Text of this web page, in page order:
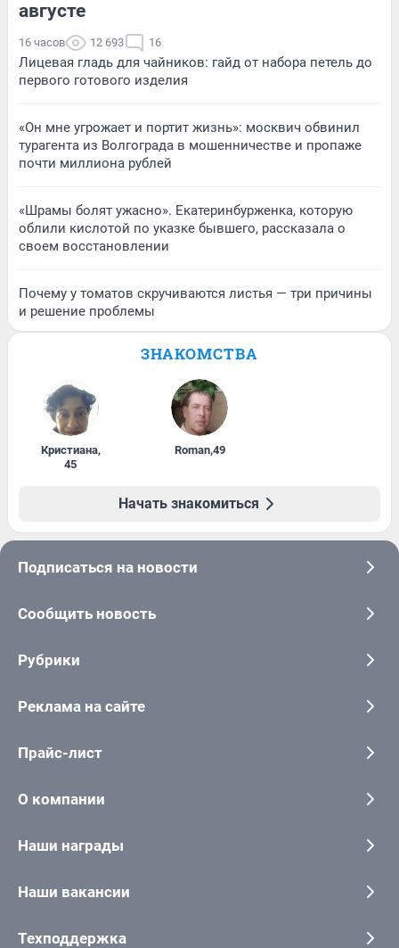
августе
16 часов 12 693 16
Лицевая гладь для чайников: гайд от набора петель до
первого готового изделия
«Он мне угрожает и портит жизнь»: москвич обвинил
турагента из Волгограда в мошенничестве и пропаже
почти миллиона рублей
«Шрамы болят ужасно». Екатеринбурженка, которую
облили кислотой по указке бывшего, рассказала о
своем восстановлении
Почему у томатов скручиваются листья — три причины
и решение проблемы
ЗНАКОМСТВА
Кристиана,
45
Roman,49
Начать знакомиться
Подписаться на новости
Сообщить новость
Рубрики
Реклама на сайте
Прайс-лист
О компании
Наши награды
Наши вакансии
Техподдержка